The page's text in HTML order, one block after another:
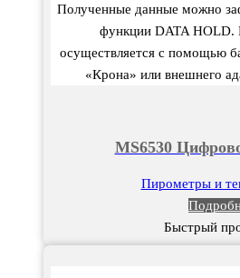
Полученные данные можно
функции DATA HOLD.
осуществляется с помощью
«Крона» или внешнего
MS6530
Пирометры и
Быстрый